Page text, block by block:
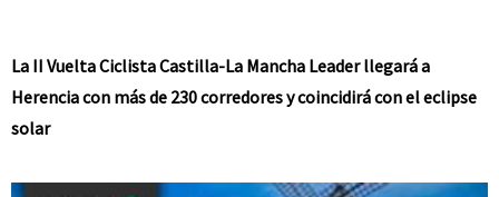
La II Vuelta Ciclista Castilla-La Mancha Leader llegará a
Herencia con más de 230 corredores y coincidirá con el eclipse
solar